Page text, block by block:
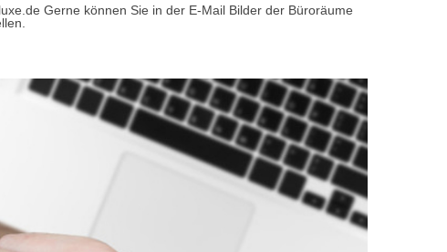
Gerne können Sie in der E-Mail Bilder der Büroräume